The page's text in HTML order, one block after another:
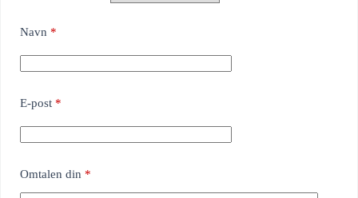
Navn *
E-post *
Omtalen din *